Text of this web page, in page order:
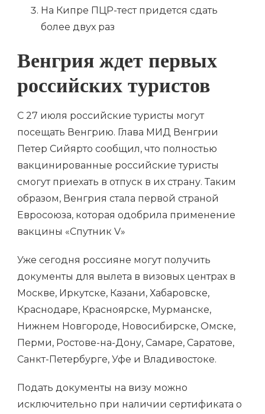
На Кипре ПЦР-тест придется сдать
более двух раз
Венгрия ждет первых
российских туристов
С 27 июля российские туристы могут
посещать Венгрию. Глава МИД Венгрии
Петер Сийярто сообщил, что полностью
вакцинированные российские туристы
смогут приехать в отпуск в их страну. Таким
образом, Венгрия стала первой страной
Евросоюза, которая одобрила применение
вакцины «Спутник V»
Уже сегодня россияне могут получить
документы для вылета в визовых центрах в
Москве, Иркутске, Казани, Хабаровске,
Краснодаре, Красноярске, Мурманске,
Нижнем Новгороде, Новосибирске, Омске,
Перми, Ростове-на-Дону, Самаре, Саратове,
Санкт-Петербурге, Уфе и Владивостоке.
Подать документы на визу можно
исключительно при наличии сертификата о